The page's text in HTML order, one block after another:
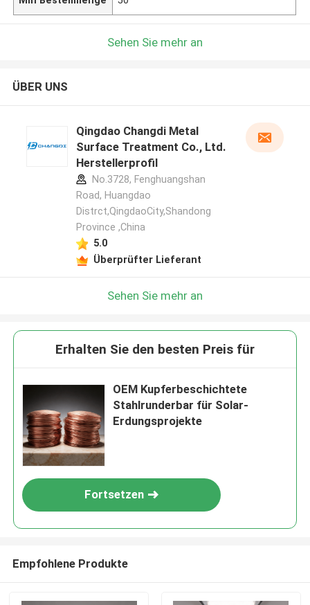
Sehen Sie mehr an
ÜBER UNS
Qingdao Changdi Metal
Surface Treatment Co., Ltd.
Herstellerprofil
No.3728, Fenghuangshan
Road, Huangdao
Distrct,QingdaoCity,Shandong
Province ,China
5.0
Überprüfter Lieferant
Sehen Sie mehr an
Erhalten Sie den besten Preis für
OEM Kupferbeschichtete
Stahlrunderbar für Solar-
Erdungsprojekte
Fortsetzen
Empfohlene Produkte